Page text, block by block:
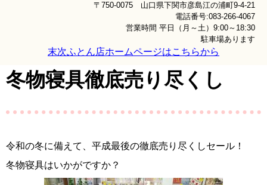
〒750-0075 山口県下関市彦島江の浦町9-4-21
電話番号:083-266-4067
営業時間 平日（月～土）9:00～18:30
駐車場あります
末次ふとん店ホームページはこちらから
冬物寝具徹底売り尽くし
令和の冬に備えて、平成最後の徹底売り尽くしセール！
冬物寝具はいかがですか？